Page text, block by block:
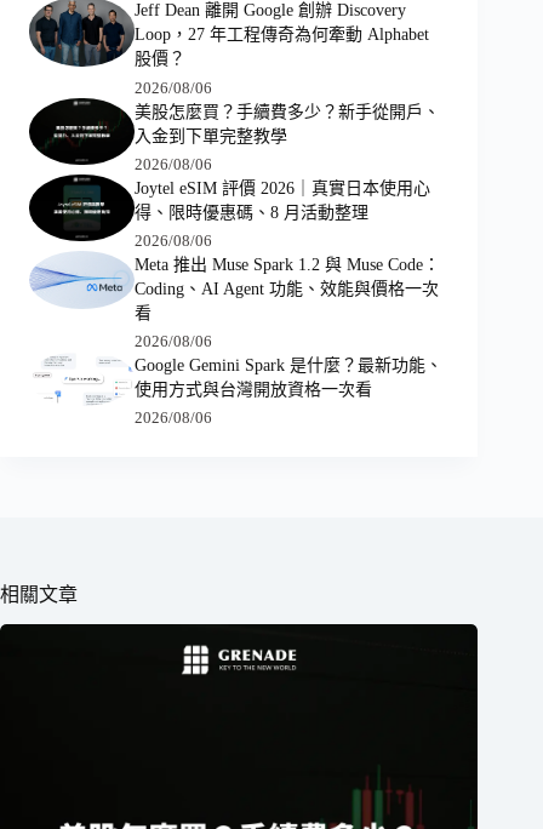
Jeff Dean 離開 Google 創辦 Discovery
Loop，27 年工程傳奇為何牽動 Alphabet
股價？
2026/08/06
美股怎麼買？手續費多少？新手從開戶、
入金到下單完整教學
2026/08/06
Joytel eSIM 評價 2026｜真實日本使用心
得、限時優惠碼、8 月活動整理
2026/08/06
Meta 推出 Muse Spark 1.2 與 Muse Code：
Coding、AI Agent 功能、效能與價格一次
看
2026/08/06
Google Gemini Spark 是什麼？最新功能、
使用方式與台灣開放資格一次看
2026/08/06
相關文章